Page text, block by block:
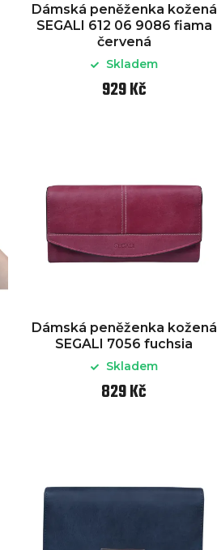
Dámská peněženka kožená
SEGALI 612 06 9086 fiama
červená
Skladem
929 Kč
Dámská peněženka kožená
SEGALI 7056 fuchsia
Skladem
829 Kč